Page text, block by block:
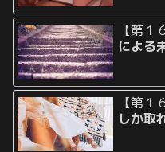
【第１
による
【第１
しか取